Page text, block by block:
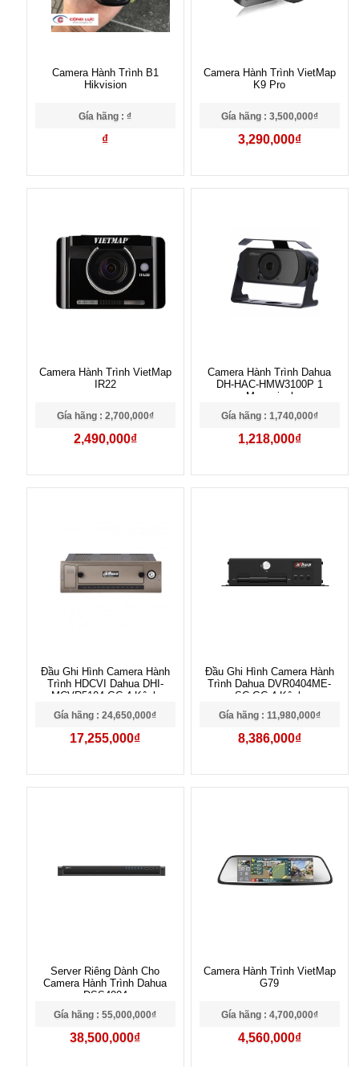
Camera Hành Trình B1
Hikvision
Gía hãng : ₫
₫
Camera Hành Trình VietMap
K9 Pro
Gía hãng : 3,500,000₫
3,290,000₫
Camera Hành Trình VietMap
IR22
Gía hãng : 2,700,000₫
2,490,000₫
Camera Hành Trình Dahua
DH-HAC-HMW3100P 1
Megapixel
Gía hãng : 1,740,000₫
1,218,000₫
Đầu Ghi Hình Camera Hành
Trình HDCVI Dahua DHI-
MCVR5104-GC 4 Kênh
Gía hãng : 24,650,000₫
17,255,000₫
Đầu Ghi Hình Camera Hành
Trình Dahua DVR0404ME-
SC-GC 4 Kênh
Gía hãng : 11,980,000₫
8,386,000₫
Server Riêng Dành Cho
Camera Hành Trình Dahua
DSS4004
Gía hãng : 55,000,000₫
38,500,000₫
Camera Hành Trình VietMap
G79
Gía hãng : 4,700,000₫
4,560,000₫